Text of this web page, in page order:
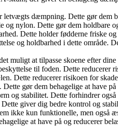
dæmpning. Dette gør dem
nylon. Dette gør dem holdbare
Dette holder fødderne friske
og holdbarhed i dette område.
muligt at tilpasse skoene efter
til foden. Dette reducerer
Dette reducerer risikoen for
gør dem behagelige at have
og stabilitet. Dette forhindrer
giver dig bedre kontrol og
ikke kun funktionelle, men også
at have på og reducerer